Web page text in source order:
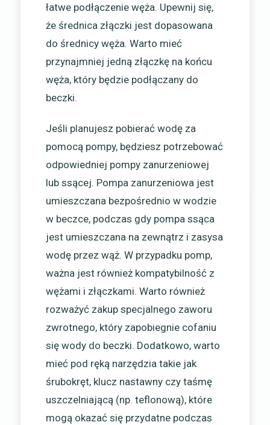
łatwe podłączenie węża. Upewnij się,
że średnica złączki jest dopasowana
do średnicy węża. Warto mieć
przynajmniej jedną złączkę na końcu
węża, który będzie podłączany do
beczki.
Jeśli planujesz pobierać wodę za
pomocą pompy, będziesz potrzebować
odpowiedniej pompy zanurzeniowej
lub ssącej. Pompa zanurzeniowa jest
umieszczana bezpośrednio w wodzie
w beczce, podczas gdy pompa ssąca
jest umieszczana na zewnątrz i zasysa
wodę przez wąż. W przypadku pomp,
ważna jest również kompatybilność z
wężami i złączkami. Warto również
rozważyć zakup specjalnego zaworu
zwrotnego, który zapobiegnie cofaniu
się wody do beczki. Dodatkowo, warto
mieć pod ręką narzędzia takie jak
śrubokręt, klucz nastawny czy taśmę
uszczelniającą (np. teflonową), które
mogą okazać się przydatne podczas